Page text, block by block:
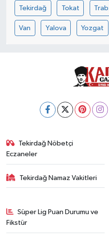
Tekirdağ Tokat
Van Yalova Yozgat
Tekirdağ Nöbetçi
Eczaneler
Tekirdağ Namaz Vakitleri
Süper Lig Puan Durumu ve
Fikstür